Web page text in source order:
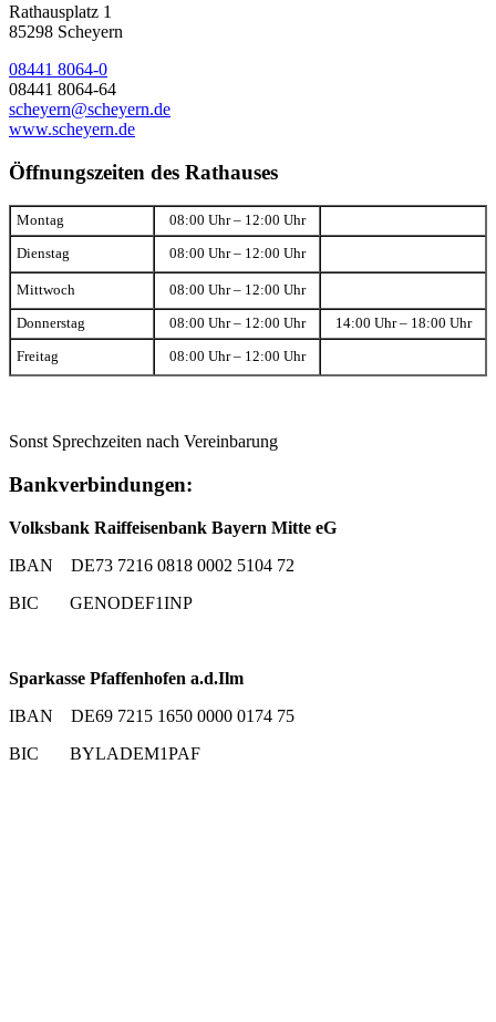
Rathausplatz 1
85298 Scheyern
08441 8064-0
08441 8064-64
scheyern@scheyern.de
www.scheyern.de
Öffnungszeiten des Rathauses
Montag 08:00 Uhr – 12:00 Uhr
Dienstag 08:00 Uhr – 12:00 Uhr
Mittwoch 08:00 Uhr – 12:00 Uhr
Donnerstag 08:00 Uhr – 12:00 Uhr 14:00 Uhr – 18:00 Uhr
Freitag 08:00 Uhr – 12:00 Uhr
Sonst Sprechzeiten nach Vereinbarung
Bankverbindungen:
Volksbank Raiffeisenbank Bayern Mitte eG
IBAN DE73 7216 0818 0002 5104 72
BIC GENODEF1INP
Sparkasse Pfaffenhofen a.d.Ilm
IBAN DE69 7215 1650 0000 0174 75
BIC BYLADEM1PAF